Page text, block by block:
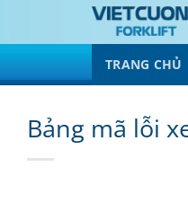
TRANG CHỦ
Bảng mã lỗi